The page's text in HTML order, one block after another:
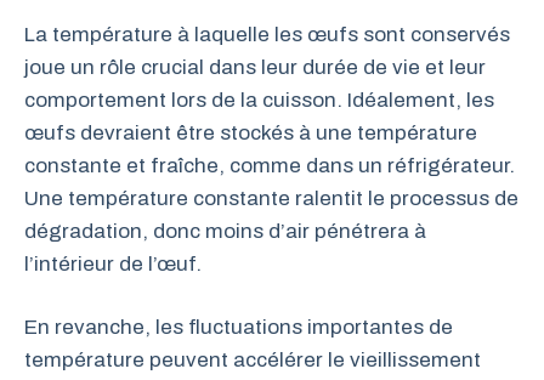
La température à laquelle les œufs sont conservés
joue un rôle crucial dans leur durée de vie et leur
comportement lors de la cuisson. Idéalement, les
œufs devraient être stockés à une température
constante et fraîche, comme dans un réfrigérateur.
Une température constante ralentit le processus de
dégradation, donc moins d’air pénétrera à
l’intérieur de l’œuf.
En revanche, les fluctuations importantes de
température peuvent accélérer le vieillissement